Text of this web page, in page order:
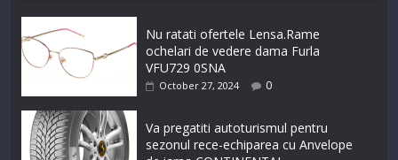
Nu ratati ofertele Lensa.Rame
ochelari de vedere dama Furla
VFU729 0SNA
October 27, 2024 0
Va pregatiti autoturismul pentru
sezonul rece-echiparea cu Anvelope